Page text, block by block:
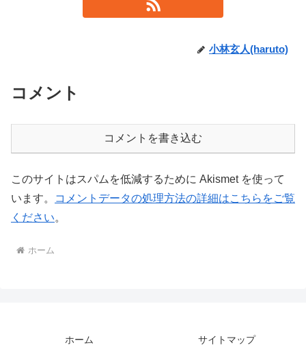
小林玄人(haruto)
コメント
コメントを書き込む
このサイトはスパムを低減するために Akismet を使って
います。
コメントデータの処理方法の詳細はこちらをご覧
ください。
ホーム
ホーム サイトマップ